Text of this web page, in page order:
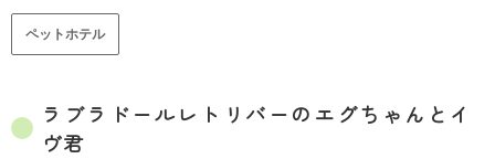
ペットホテル
ラブラドールレトリバーのエグちゃんとイ
ヴ君